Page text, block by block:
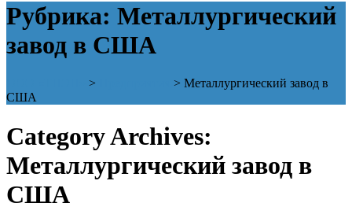
Рубрика: Металлургический
завод в США
> > Металлургический завод в
США
Category Archives:
Металлургический завод в
США